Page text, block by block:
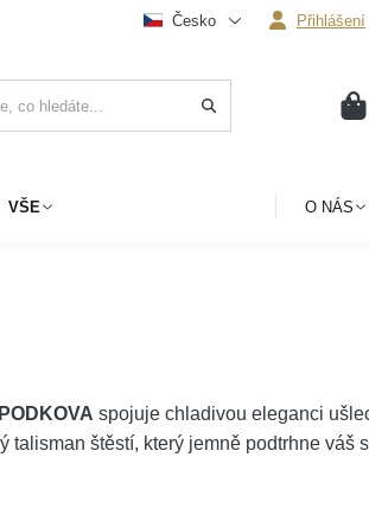
Česko Přihlášení
0
VŠE O NÁS
spojuje chladivou eleganci
talisman štěstí, který jemně podtrhne váš